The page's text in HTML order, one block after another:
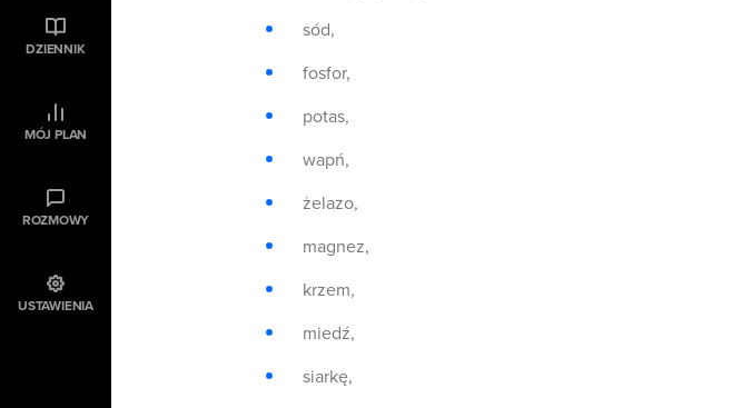
DZIENNIK
MÓJ PLAN
ROZMOWY
USTAWIENIA
sód,
fosfor,
potas,
wapń,
żelazo,
magnez,
krzem,
miedź,
siarkę,